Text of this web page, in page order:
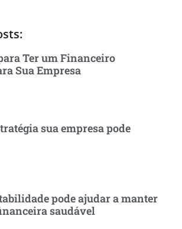
Ter um Financeiro
Sua Empresa
sua empresa pode
pode ajudar a manter
saudável